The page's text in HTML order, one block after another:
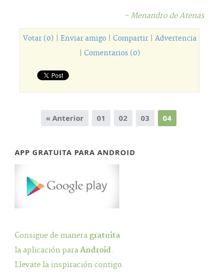
- Menandro de Atenas
Votar (0) Enviar amigo| Compartir| Advertencia
Comentarios (0)
« Anterior 01 02 03 04
APP GRATUITA PARA ANDROID
Consigue de manera gratuita
la aplicación para Android.
Llevate la inspiración contigo.